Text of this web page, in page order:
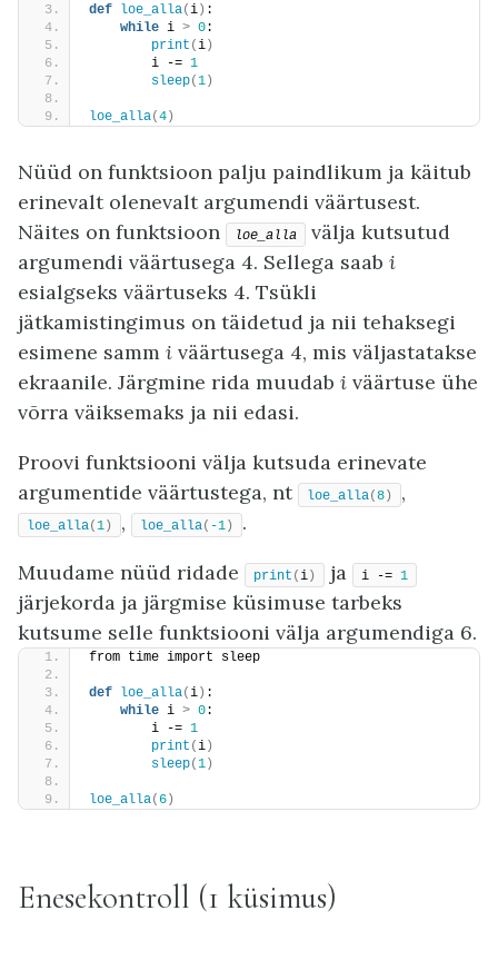
def loe_alla(i ) :
while i > 0:
print (i )
        i -=
1
sleep(1 )
loe_alla(4 )
Nüüd on funktsioon palju paindlikum ja käitub
erinevalt olenevalt argumendi väärtusest.
Näites on funktsioon
loe_alla
välja kutsutud
argumendi väärtusega 4. Sellega saab i
esialgseks väärtuseks 4. Tsükli
jätkamistingimus on täidetud ja nii tehaksegi
esimene samm i väärtusega 4, mis väljastatakse
ekraanile. Järgmine rida muudab i väärtuse ühe
võrra väiksemaks ja nii edasi.
Proovi funktsiooni välja kutsuda erinevate
argumentide väärtustega, nt
loe_alla(8 ) ,
loe_alla(1 ) , loe_alla( -1 )
.
Muudame nüüd ridade
print (i ) ja i -= 1
järjekorda ja järgmise küsimuse tarbeks
kutsume selle funktsiooni välja argumendiga 6.
from time import sleep
def loe_alla(i ) :
while i > 0:
        i -=
1
print (i )
sleep(1 )
loe_alla( 6 )
Enesekontroll (1 küsimus)